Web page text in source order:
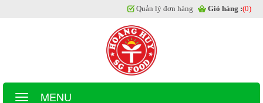
MENU
Quản lý đơn hàng Giỏ hàng :(0)